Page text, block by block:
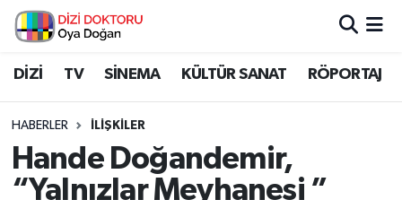
DİZİ TV SİNEMA KÜLTÜR SANAT RÖPORTAJ
HABERLER İLİŞKİLER
Hande Doğandemir,
“Yalnızlar Meyhanesi ”
İstanbul Nöbetçi Eczaneler
İstanbul Namaz Vakitleri